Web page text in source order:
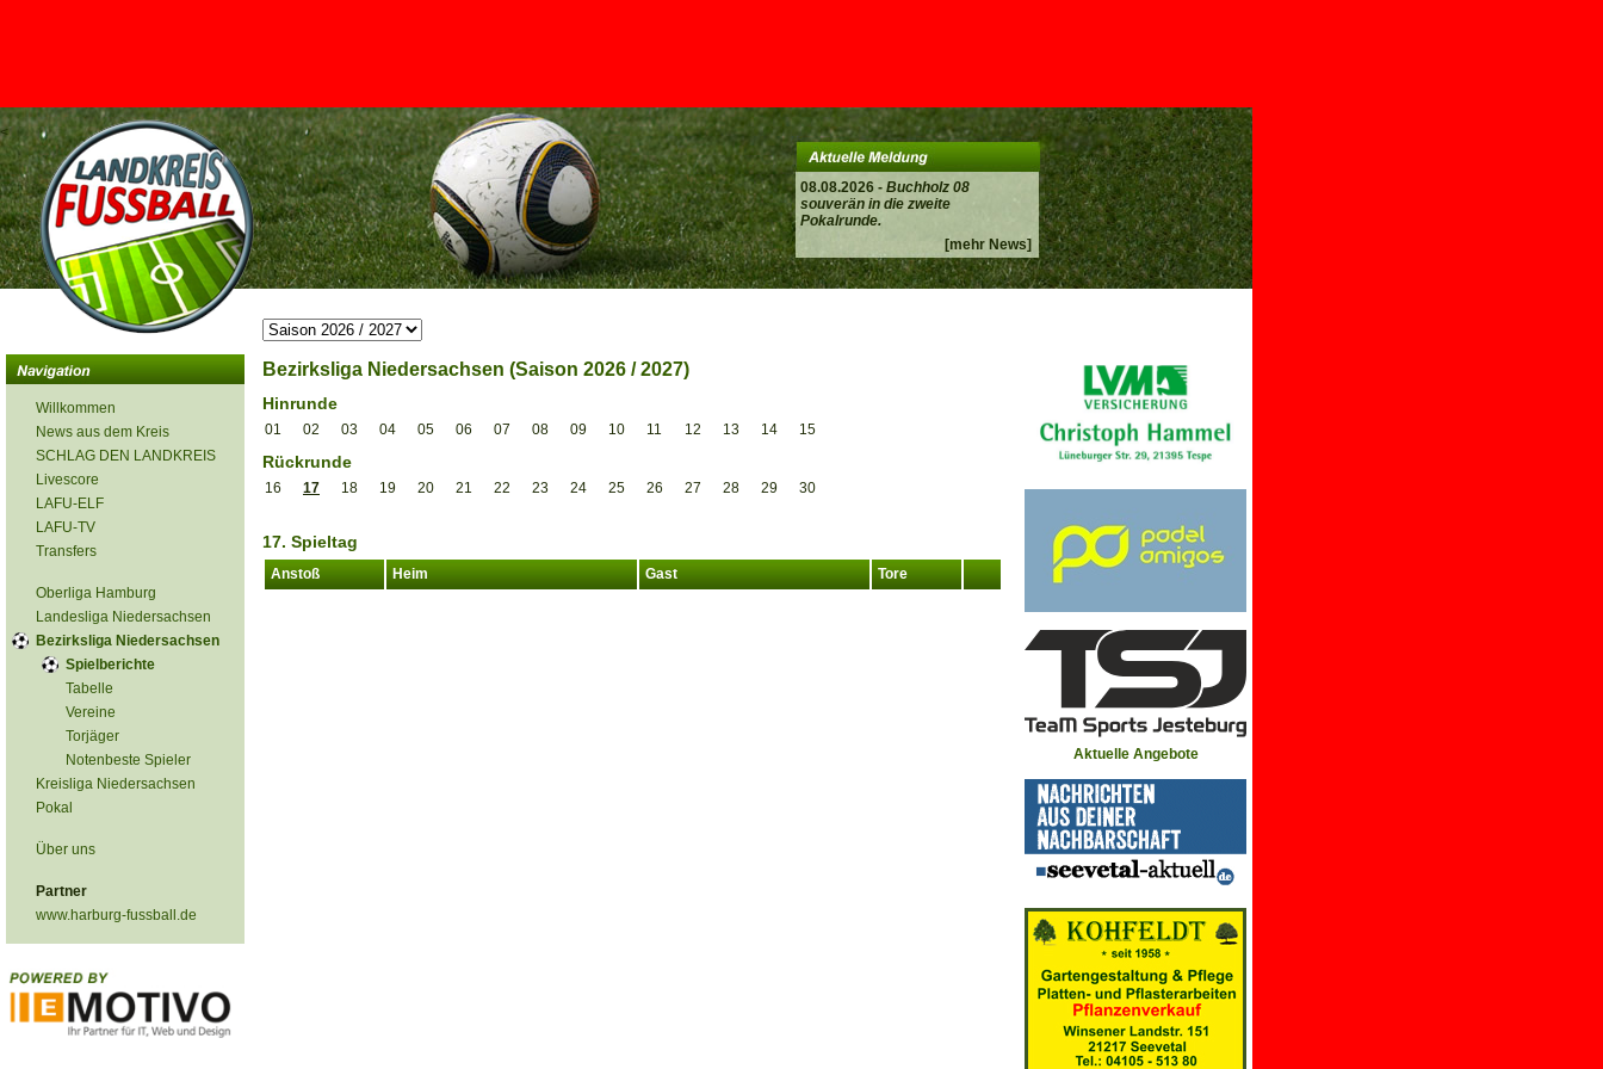
08.08.2026 - Buchholz 08
souverän in die zweite
Pokalrunde.
[mehr News]
<
Willkommen
News aus dem Kreis
SCHLAG DEN LANDKREIS
Livescore
LAFU-ELF
LAFU-TV
Transfers
Oberliga Hamburg
Landesliga Niedersachsen
Bezirksliga Niedersachsen
Spielberichte
Tabelle
Vereine
Torjäger
Notenbeste Spieler
Kreisliga Niedersachsen
Pokal
Über uns
Partner
www.harburg-fussball.de
Bezirksliga Niedersachsen (Saison 2026 / 2027)
Hinrunde
01 02 03 04 05 06 07 08 09 10 11 12 13 14 15
Rückrunde
16 17 18 19 20 21 22 23 24 25 26 27 28 29 30
17. Spieltag
Anstoß Heim Gast Tore
Aktuelle Angebote